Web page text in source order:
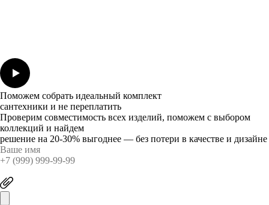
Поможем собрать идеальный комплект
сантехники и не переплатить
Проверим совместимость всех изделий, поможем с выбором
коллекций и найдем
решение на 20-30% выгоднее — без потери в качестве и дизайне